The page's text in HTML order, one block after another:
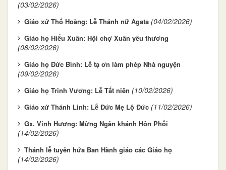
(03/02/2026)
Giáo xứ Thổ Hoàng: Lễ Thánh nữ Agata (04/02/2026)
Giáo họ Hiếu Xuân: Hội chợ Xuân yêu thương
(08/02/2026)
Giáo họ Đức Bình: Lễ tạ ơn làm phép Nhà nguyện
(09/02/2026)
Giáo họ Trinh Vương: Lễ Tất niên (10/02/2026)
Giáo xứ Thánh Linh: Lễ Đức Mẹ Lộ Đức (11/02/2026)
Gx. Vinh Hương: Mừng Ngân khánh Hôn Phối
(14/02/2026)
Thánh lễ tuyên hứa Ban Hành giáo các Giáo họ
(14/02/2026)